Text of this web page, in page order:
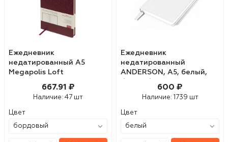
Ежедневник
недатированный А5
Megapolis Loft
667.91 ₽
Наличие: 47 шт
Цвет
Ежедневник
недатированный
ANDERSON, А5, белый,
600 ₽
Наличие: 1739 шт
Цвет